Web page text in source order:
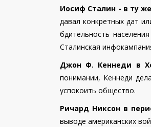
Иосиф Сталин - в ту
давал конкретных дат
бдительность
Сталинская
Джон Ф. Кеннеди в
понимании, Кеннеди
успокоить общество.
Ричард Никсон в
выводе американских